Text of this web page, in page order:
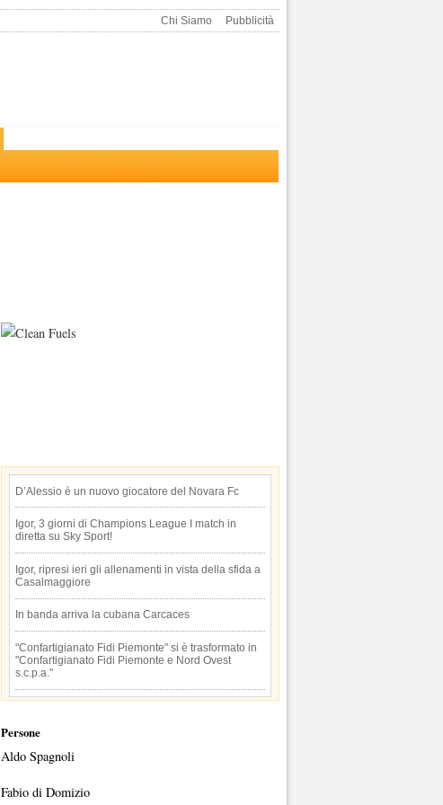
Chi Siamo Pubblicità
D’Alessio è un nuovo giocatore del Novara Fc
Igor, 3 giorni di Champions League I match in
diretta su Sky Sport!
Igor, ripresi ieri gli allenamenti in vista della sfida a
Casalmaggiore
In banda arriva la cubana Carcaces
"Confartigianato Fidi Piemonte" si è trasformato in
"Confartigianato Fidi Piemonte e Nord Ovest
s.c.p.a."
Persone
Aldo Spagnoli
Fabio di Domizio